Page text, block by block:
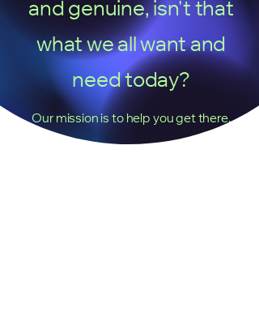
and genuine, isn't that
what we all want and
need today?
Our mission is to help you get there.